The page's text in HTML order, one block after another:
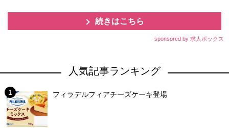
続きはこちら
sponsored by 求人ボックス
人気記事ランキング
フィラデルフィアチーズケーキ登場